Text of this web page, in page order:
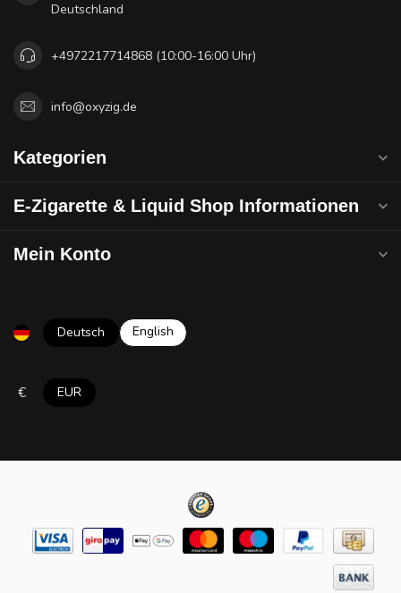
Deutschland
+4972217714868 (10:00-16:00 Uhr)
info@oxyzig.de
Kategorien
E-Zigarette & Liquid Shop Informationen
Mein Konto
Deutsch English
€ EUR